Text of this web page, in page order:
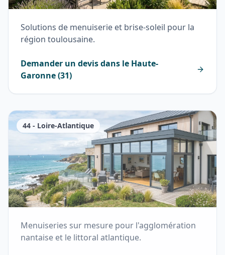
Solutions de menuiserie et brise-soleil pour la
région toulousaine.
Demander un devis dans le Haute-
Garonne(31)
44 - Loire-Atlantique
Menuiseries sur mesure pour l'agglomération
nantaise et le littoral atlantique.